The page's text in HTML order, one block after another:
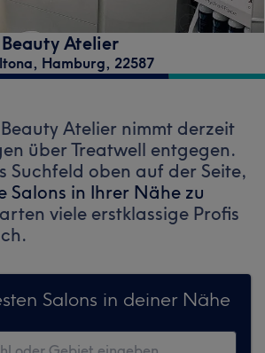
Atelier
, Hamburg, 22587
Atelier nimmt derzeit
über Treatwell entgegen.
Suchfeld oben auf der Seite,
Salons in Ihrer Nähe zu
viele erstklassige Profis
Salons in deiner Nähe